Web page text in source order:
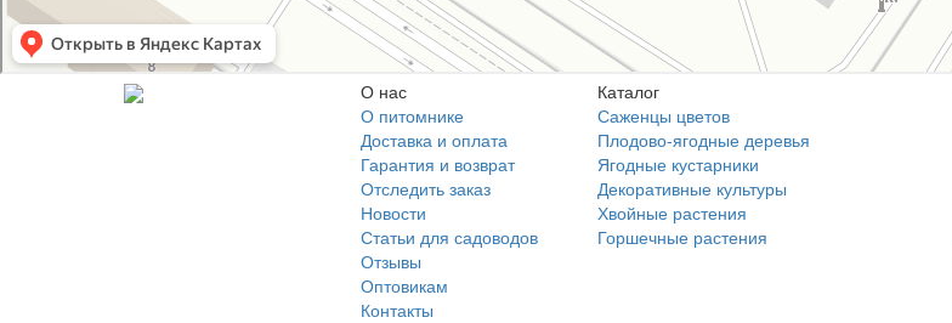
О нас
О питомнике
Доставка и оплата
Гарантия и возврат
Отследить заказ
Новости
Статьи для садоводов
Отзывы
Оптовикам
Контакты
Каталог
Саженцы цветов
Плодово-ягодные деревья
Ягодные кустарники
Декоративные культуры
Хвойные растения
Горшечные растения